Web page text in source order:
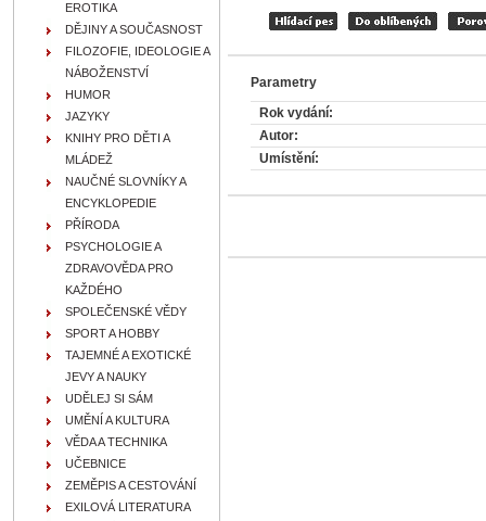
Parametry
Rok vydání:
Autor:
Umístění:
EROTIKA
DĚJINY A SOUČASNOST
FILOZOFIE, IDEOLOGIE A
NÁBOŽENSTVÍ
HUMOR
JAZYKY
KNIHY PRO DĚTI A
MLÁDEŽ
NAUČNÉ SLOVNÍKY A
ENCYKLOPEDIE
PŘÍRODA
PSYCHOLOGIE A
ZDRAVOVĚDA PRO
KAŽDÉHO
SPOLEČENSKÉ VĚDY
SPORT A HOBBY
TAJEMNÉ A EXOTICKÉ
JEVY A NAUKY
UDĚLEJ SI SÁM
UMĚNÍ A KULTURA
VĚDA A TECHNIKA
UČEBNICE
ZEMĚPIS A CESTOVÁNÍ
EXILOVÁ LITERATURA